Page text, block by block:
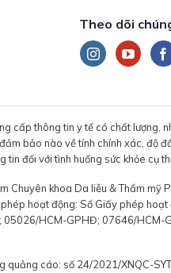
Theo dõi
cấp thông tin y tế có chất lượng,
bảo nào về tính chính xác, độ
tin đối với tình huống sức khỏe cụ
Chuyên khoa Da liễu & Thẩm mỹ
phép hoạt động: Số Giấy phép hoạt
05026/HCM-GPHĐ; 07646/HCM-
quảng cáo: số 24/2021/XNQC-